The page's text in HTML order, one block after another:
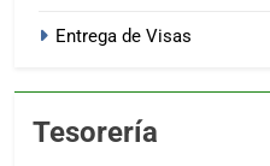
Entrega de Visas
Tesorería